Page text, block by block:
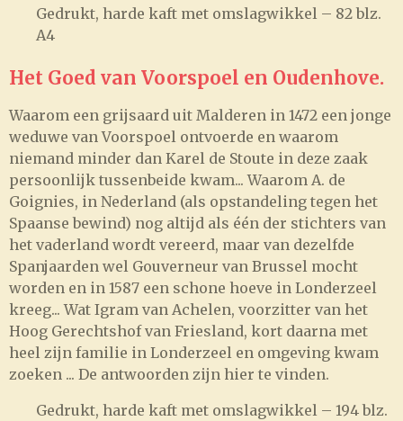
Gedrukt, harde kaft met omslagwikkel – 82 blz.
A4
Het Goed van Voorspoel en Oudenhove.
Waarom een grijsaard uit Malderen in 1472 een jonge
weduwe van Voorspoel ontvoerde en waarom
niemand minder dan Karel de Stoute in deze zaak
persoonlijk tussenbeide kwam... Waarom A. de
Goignies, in Nederland (als opstandeling tegen het
Spaanse bewind) nog altijd als één der stichters van
het vaderland wordt vereerd, maar van dezelfde
Spanjaarden wel Gouverneur van Brussel mocht
worden en in 1587 een schone hoeve in Londerzeel
kreeg... Wat Igram van Achelen, voorzitter van het
Hoog Gerechtshof van Friesland, kort daarna met
heel zijn familie in Londerzeel en omgeving kwam
zoeken ... De antwoorden zijn hier te vinden.
Gedrukt, harde kaft met omslagwikkel – 194 blz.